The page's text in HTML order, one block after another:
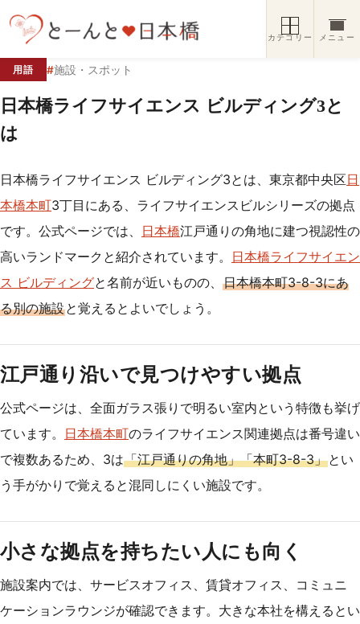
カテゴリー メニュー
用語 #施設・スポット
日本橋ライフサイエンス ビルディング3と
は
日本橋ライフサイエンス ビルディング3とは、東京都中央区日
本橋本町3丁目にある、ライフサイエンスビルシリーズの拠点
です。公式ページでは、 日本橋江戸通りの角地に建つ視認性の
高いランドマークと紹介されています。 日本橋ライフサイエン
ス ビルディングと名前が近いものの、 日本橋本町3-8-3にあ
る別の施設と覚えるとよいでしょう。
江戸通り沿いで見つけやすい拠点
公式ページは、全面ガラス張りで明るい室内という特徴も挙げ
ています。 日本橋本町のライフサイエンス関連拠点は番号違い
で複数あるため、3は「江戸通りの角地」「本町3-8-3」とい
う手がかりで覚えると混同しにくい施設です。
小さな拠点を持ちたい人にも向く
施設案内では、サービスオフィス、賃貸オフィス、コミュニ
ケーションラウンジが確認できます。大きな本社を構えるとい